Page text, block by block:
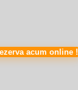
acum online !